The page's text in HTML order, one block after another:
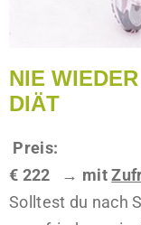
NIE
DIÄT
Preis:
€ 222
→ mit
Solltest du nach